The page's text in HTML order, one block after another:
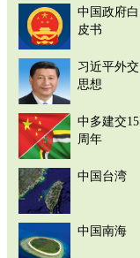
中国政府白
皮书
习近平外交
思想
中多建交15
周年
中国台湾
中国南海